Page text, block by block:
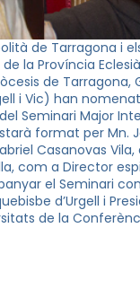
de Tarragona i
la Província
de Tarragona,
i Vic) han
Seminari Major
format per Mn.
Casanovas
com a Director
el Seminari
d’Urgell i
de la